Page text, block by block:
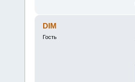
DIM
Гость